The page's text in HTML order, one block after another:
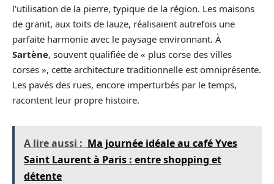
l’utilisation de la pierre, typique de la région. Les maisons
de granit, aux toits de lauze, réalisaient autrefois une
parfaite harmonie avec le paysage environnant. À
Sartène, souvent qualifiée de « plus corse des villes
corses », cette architecture traditionnelle est omniprésente.
Les pavés des rues, encore imperturbés par le temps,
racontent leur propre histoire.
A lire aussi : Ma journée idéale au café Yves
Saint Laurent à Paris : entre shopping et
détente